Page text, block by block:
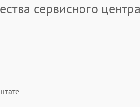
сервисного центра